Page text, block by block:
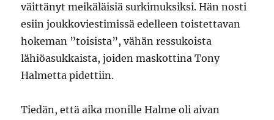
väittänyt meikäläisiä surkimuksiksi. Hän nosti
esiin joukkoviestimissä edelleen toistettavan
hokeman ”toisista”, vähän ressukoista
lähiöasukkaista, joiden maskottina Tony
Halmetta pidettiin.
Tiedän, että aika monille Halme oli aivan